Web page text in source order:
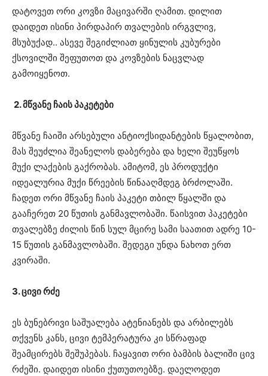
დატოვეთ ორი კოვზი მაცივარში ღამით. დილით
დაიდეთ ისინი პირდაპირ თვალების ირგვლივ,
მსუბუქად.. ასევე შეგიძლიათ ყინულის კუბურები
ქსოვილში შეფუთოთ და კოვზების ნაცვლად
გამოიყენოთ.
2. მწვანე ჩაის პაკეტები
მწვანე ჩაიში არსებული ანტიოქსიდანტების წყალობით,
მას შეუძლია შეანელოს დაბერება და ხელი შეუწყოს
მუქი ლაქების გაქრობას. ამიტომ, ეს პროდუქტი
იდეალურია მუქი წრეების წინააღმდეგ ბრძოლაში.
ჩადეთ ორი მწვანე ჩაის პაკეტი თბილ წყალში და
გააჩერეთ 20 წუთის განმავლობაში. წაისვით პაკეტები
თვალებზე ძილის წინ სულ მცირე სამი საათით ადრე 10-
15 წუთის განმავლობაში. შედეგი უნდა ნახოთ ერთ
კვირაში.
3. ცივი რძე
ეს ბუნებრივი საშუალება ატენიანებს და არბილებს
თქვენს კანს, ცივი ტემპერატურა კი სწრაფად
შეამცირებს შეშუპებას. ჩაყავით ორი ბამბის ბალიში ცივ
რძეში. დაიდეთ ისინი ქუთუთოებზე. დაელოდეთ